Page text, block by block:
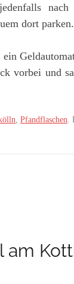
dort parken.
vorbei und
Pfandflaschen
am